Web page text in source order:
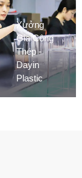
Xưởng
Gia Công
Thép -
Dayin
Plastic